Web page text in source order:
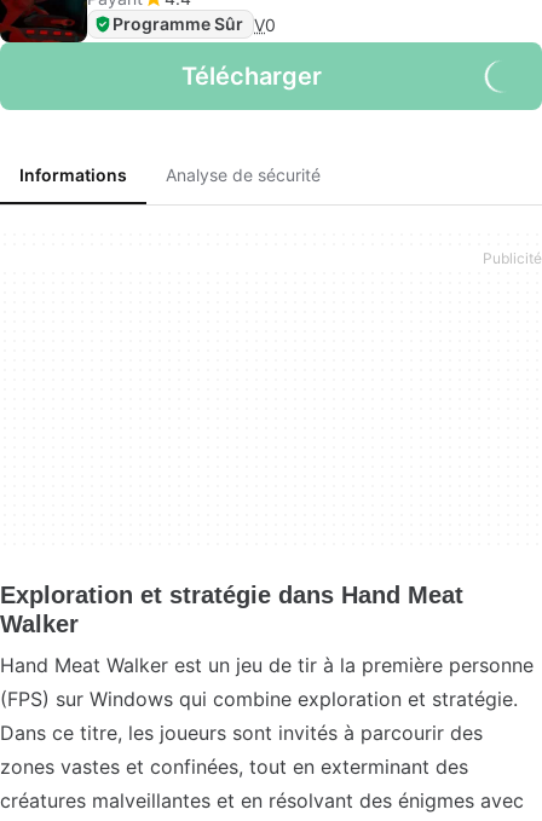
Programme Sûr V0
Télécharger
Informations Analyse de sécurité
Exploration et stratégie dans Hand Meat
Walker
Hand Meat Walker est un jeu de tir à la première personne
(FPS) sur Windows qui combine exploration et stratégie.
Dans ce titre, les joueurs sont invités à parcourir des
zones vastes et confinées, tout en exterminant des
créatures malveillantes et en résolvant des énigmes avec